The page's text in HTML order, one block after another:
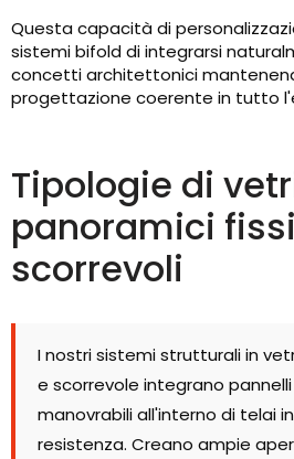
Questa capacità di
sistemi bifold di integrarsi
concetti architettonici
progettazione coerente in tutto
Tipologie di
panoramici
scorrevoli
I nostri sistemi strutturali in
e scorrevole integrano
manovrabili all'interno di telai
resistenza. Creano ampie